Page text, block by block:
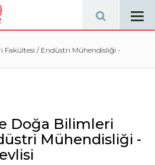
Fakültesi / Endüstri Mühendisliği -
Doğa Bilimleri
Mühendisliği -